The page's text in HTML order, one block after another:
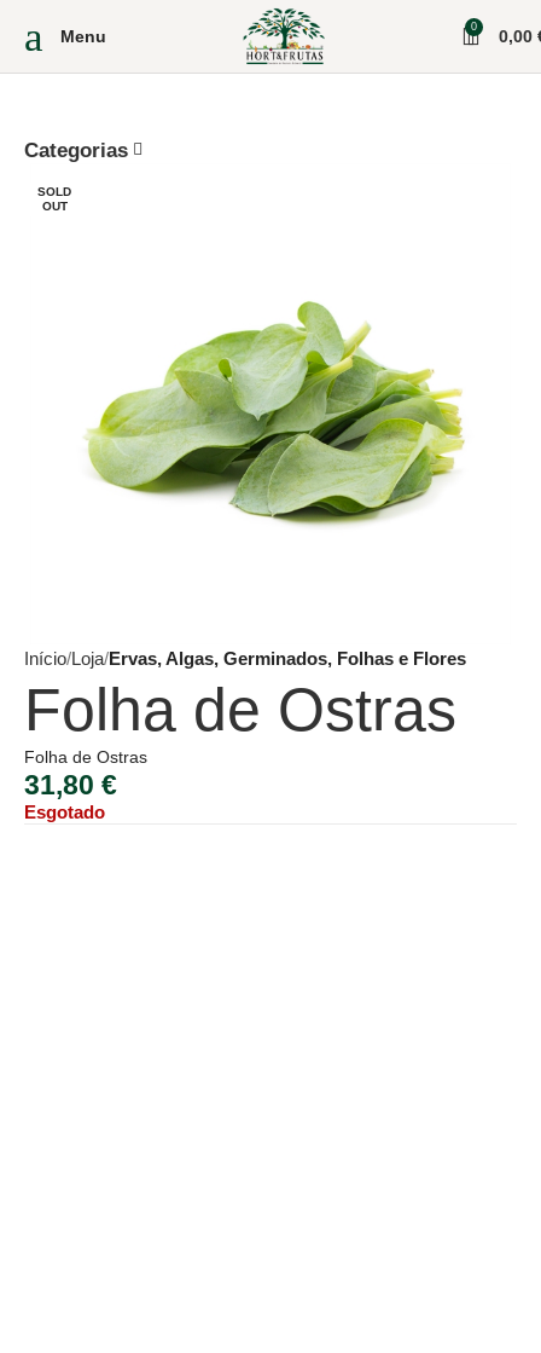
Menu 0 0,00
Categorias
SOLD
OUT
Início Loja Ervas, Algas, Germinados, Folhas e Flores
Folha de Ostras
Folha de Ostras
31,80 €
Esgotado